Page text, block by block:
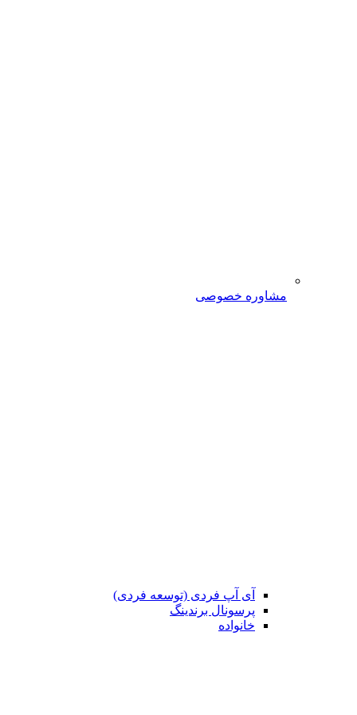
مشاوره خصوصی
آی آپ فردی (توسعه فردی)
پرسونال برندینگ
خانواده